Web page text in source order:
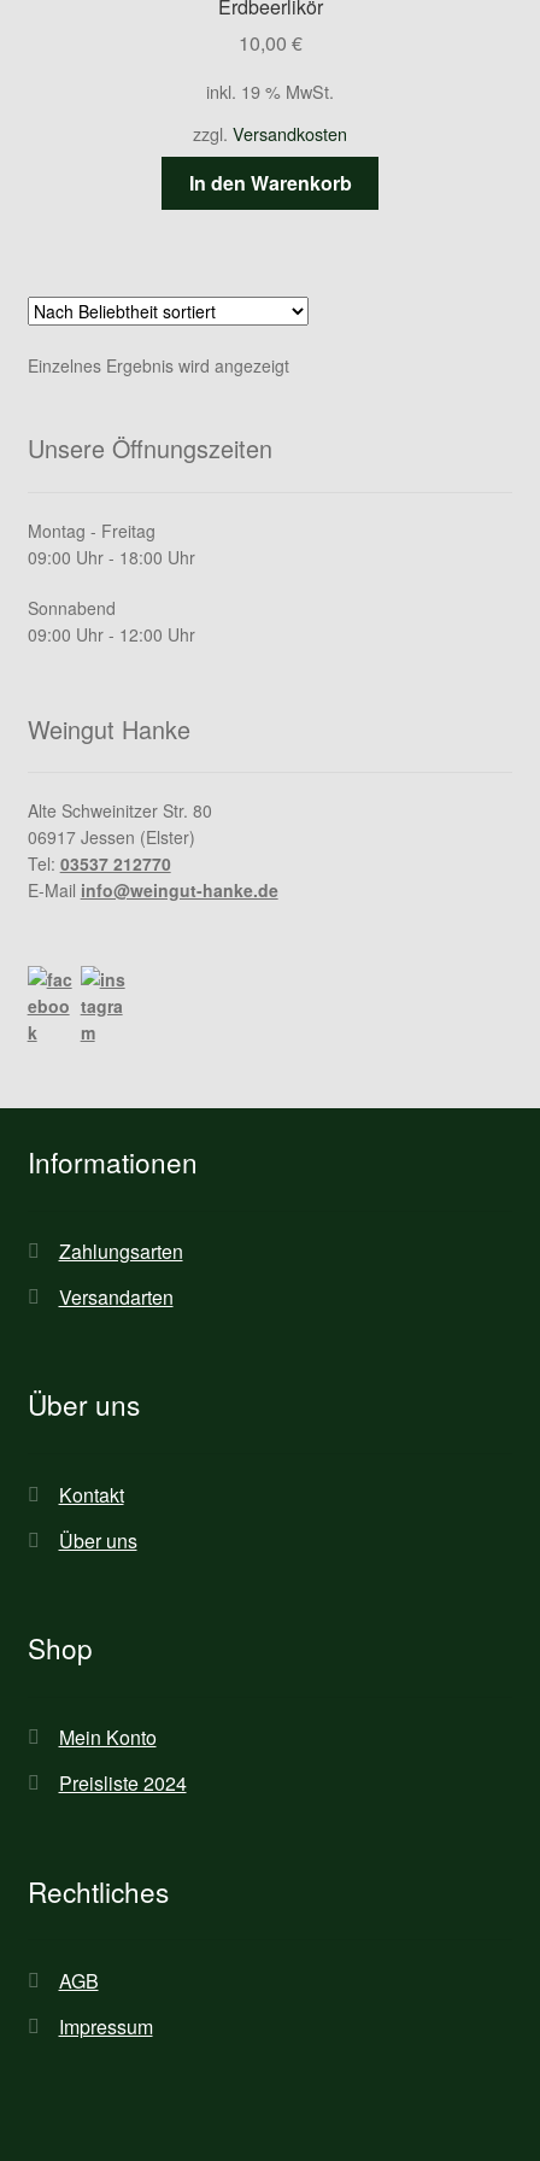
Erdbeerlikör
10,00 €
inkl. 19 % MwSt.
zzgl. Versandkosten
In den Warenkorb
Einzelnes Ergebnis wird angezeigt
Unsere Öffnungszeiten
Montag - Freitag
09:00 Uhr - 18:00 Uhr
Sonnabend
09:00 Uhr - 12:00 Uhr
Weingut Hanke
Alte Schweinitzer Str. 80
06917 Jessen (Elster)
Tel: 03537 212770
E-Mail info@weingut-hanke.de
Informationen
Zahlungsarten
Versandarten
Über uns
Kontakt
Über uns
Shop
Mein Konto
Preisliste 2024
Rechtliches
AGB
Impressum